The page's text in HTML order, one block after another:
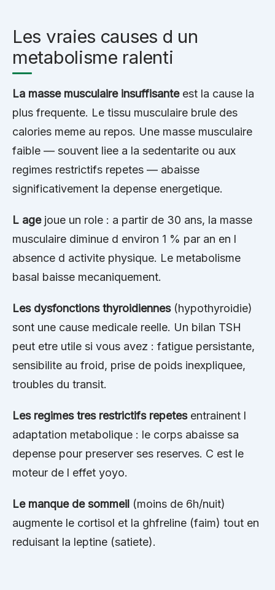
Les vraies causes d un
metabolisme ralenti
La masse musculaire insuffisanteest la cause la
plus frequente. Le tissu musculaire brule des
calories meme au repos. Une masse musculaire
faible — souvent liee a la sedentarite ou aux
regimes restrictifs repetes — abaisse
significativement la depense energetique.
L agejoue un role : a partir de 30 ans, la masse
musculaire diminue d environ 1 % par an en l
absence d activite physique. Le metabolisme
basal baisse mecaniquement.
Les dysfonctions thyroidiennes(hypothyroidie)
sont une cause medicale reelle. Un bilan TSH
peut etre utile si vous avez : fatigue persistante,
sensibilite au froid, prise de poids inexpliquee,
troubles du transit.
Les regimes tres restrictifs repetesentrainent l
adaptation metabolique : le corps abaisse sa
depense pour preserver ses reserves. C est le
moteur de l effet yoyo.
Le manque de sommeil (moins de 6h/nuit)
augmente le cortisol et la ghfreline (faim) tout en
reduisant la leptine (satiete).